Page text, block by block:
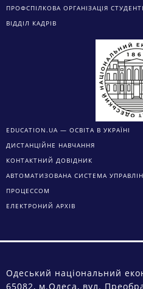
ПРОФСПІЛКОВА ОРГАНІЗАЦІЯ
ВІДДІЛ КАДРІВ
EDUCATION.UA — ОСВІТА В УКРАЇНІ
ДИСТАНЦІЙНЕ НАВЧАННЯ
КОНТАКТНИЙ ДОВІДНИК
АВТОМАТИЗОВАНА СИСТЕМА
ПРОЦЕССОМ
ЕЛЕКТРОНИЙ АРХІВ
Одеський національний
65082, м.Одеса, вул.